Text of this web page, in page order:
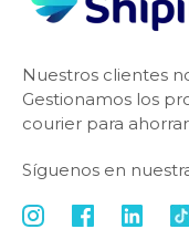
Nuestros clientes
Gestionamos los
courier para
Síguenos en